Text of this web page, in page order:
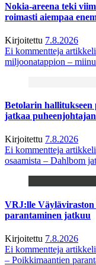
Nokia-areena teki
roimasti aiempaa
Kirjoitettu 7.8.2026
Ei kommentteja
miljoonatappion –
Betolarin hallitukseen
jatkaa
Kirjoitettu 7.8.2026
Ei kommentteja
osaamista – Dahlbom
VRJ:lle
parantaminen jatkuu
Kirjoitettu 7.8.2026
Ei kommentteja
– Poikkimaantien